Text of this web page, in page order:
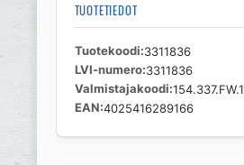
TUOTETIEDOT
Tuotekoodi 3311836
LVI-numero 3311836
Valmistajakoodi 154.337.FW.1
EAN 4025416289166